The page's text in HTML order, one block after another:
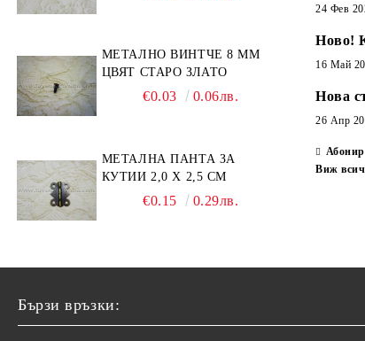
МЕТАЛНО ВИНТЧЕ 8 ММ
ЦВЯТ СТАРО ЗЛАТО
€0.03 0.06лв.
МЕТАЛНА ПАНТА ЗА
КУТИИ 2,0 Х 2,5 СМ
€0.15 0.29лв.
24 Фев
Ново!
16 Май
Нова
26 Апр
Виж
Бързи връзки: